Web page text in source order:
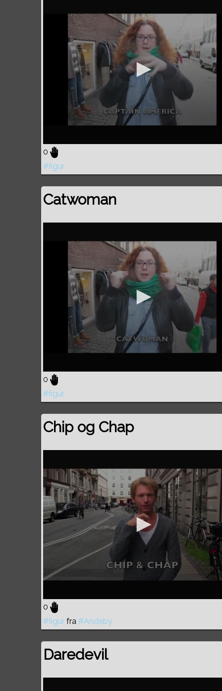
0
#figur
Catwoman
0
#figur
Chip og Chap
0
#figur fra #Andeby
Daredevil